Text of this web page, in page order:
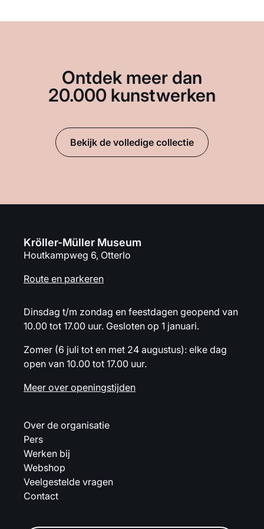
Ontdek meer dan
20.000 kunstwerken
Bekijk de volledige collectie
Kröller-Müller Museum
Houtkampweg 6, Otterlo
Route en parkeren
Dinsdag t/m zondag en feestdagen geopend van
10.00 tot 17.00 uur. Gesloten op 1 januari.
Zomer (6 juli tot en met 24 augustus): elke dag
open van 10.00 tot 17.00 uur.
Meer over openingstijden
Over de organisatie
Pers
Werken bij
Webshop
Veelgestelde vragen
Contact